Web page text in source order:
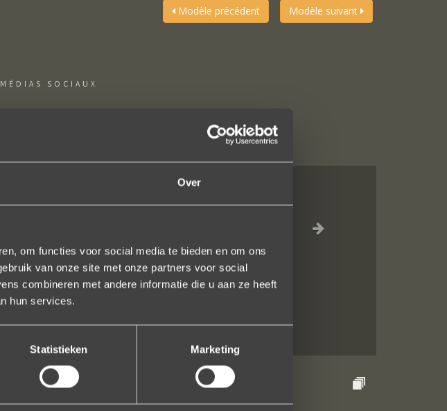
Over
om functies voor social media te bieden en om ons
van onze site met onze partners voor social
combineren met andere informatie die u aan ze heeft
hun services.
Statistieken Marketing
Modèle précédent Modèle suivant
SOCIAUX
aan mn andere hand ook een juweeltje. Zo